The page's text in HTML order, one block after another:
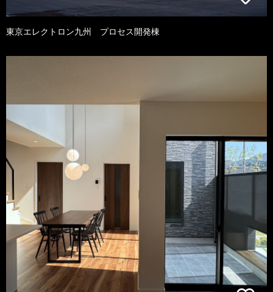
東京エレクトロン九州 プロセス開発棟